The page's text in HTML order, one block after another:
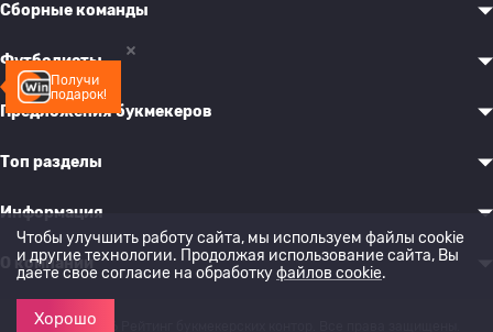
Получи
подарок!
Сборные команды
Футболисты
Предложения букмекеров
Топ разделы
Информация
О компании
© 2022-2026 Рейтинг букмекерских контор. Все права защищены.
Чтобы улучшить работу сайта, мы используем файлы cookie
и другие технологии. Продолжая использование сайта, Вы
даете свое согласие на обработкуфайлов cookie.
Хорошо